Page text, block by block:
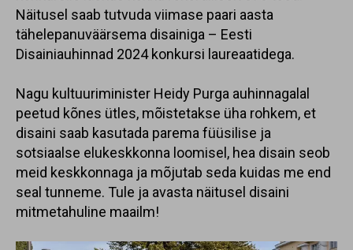
Näitusel saab tutvuda viimase paari aasta
tähelepanuväärsema disainiga – Eesti
Disainiauhinnad 2024 konkursi laureaatidega.
Nagu kultuuriminister Heidy Purga auhinnagalal
peetud kõnes ütles, mõistetakse üha rohkem, et
disaini saab kasutada parema füüsilise ja
sotsiaalse elukeskkonna loomisel, hea disain seob
meid keskkonnaga ja mõjutab seda kuidas me end
seal tunneme. Tule ja avasta näitusel disaini
mitmetahuline maailm!